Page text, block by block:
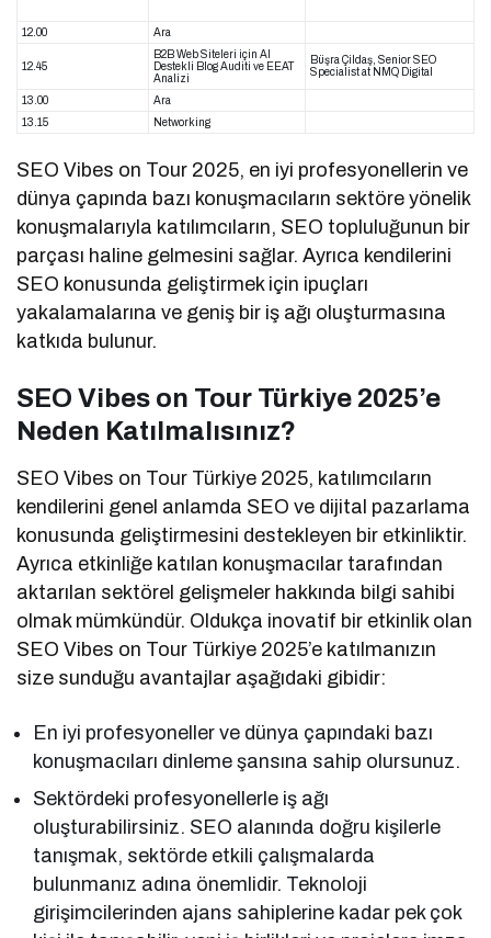
12.00 Ara
12.45
B2B Web Siteleri için Al
Destekli Blog Auditi ve EEAT
Analizi
Büşra Çildaş, Senior SEO
Specialist at NMQ Digital
13.00
Ara
13.15
Networking
SEO Vibes on Tour 2025, en iyi profesyonellerin ve
dünya çapında bazı konuşmacıların sektöre yönelik
konuşmalarıyla katılımcıların, SEO topluluğunun bir
parçası haline gelmesini sağlar. Ayrıca kendilerini
SEO konusunda geliştirmek için ipuçları
yakalamalarına ve geniş bir iş ağı oluşturmasına
katkıda bulunur.
SEO Vibes on Tour Türkiye 2025’e
Neden Katılmalısınız?
SEO Vibes on Tour Türkiye 2025, katılımcıların
kendilerini genel anlamda SEO ve dijital pazarlama
konusunda geliştirmesini destekleyen bir etkinliktir.
Ayrıca etkinliğe katılan konuşmacılar tarafından
aktarılan sektörel gelişmeler hakkında bilgi sahibi
olmak mümkündür. Oldukça inovatif bir etkinlik olan
SEO Vibes on Tour Türkiye 2025’e katılmanızın
size sunduğu avantajlar aşağıdaki gibidir:
En iyi profesyoneller ve dünya çapındaki bazı
konuşmacıları dinleme şansına sahip olursunuz.
Sektördeki profesyonellerle iş ağı
oluşturabilirsiniz. SEO alanında doğru kişilerle
tanışmak, sektörde etkili çalışmalarda
bulunmanız adına önemlidir. Teknoloji
girişimcilerinden ajans sahiplerine kadar pek çok